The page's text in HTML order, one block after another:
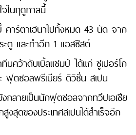
จในฤดูกาลนี้
คาร์ตาเฮนาไปทั้งหมด 43 นัด จาก
ตู และทำอีก 1 แอสซิสต์
คว้าดับเบิ้ลแชมป์ ได้แก่ ซูเปอร์โก
ฟุตซอลพรีเมียร์ ดิวิชั่น สเปน
ลายเป็นนักฟุตซอลจากทวีปเอเชีย
สุดของประเทศสเปนได้สำเร็จอีก